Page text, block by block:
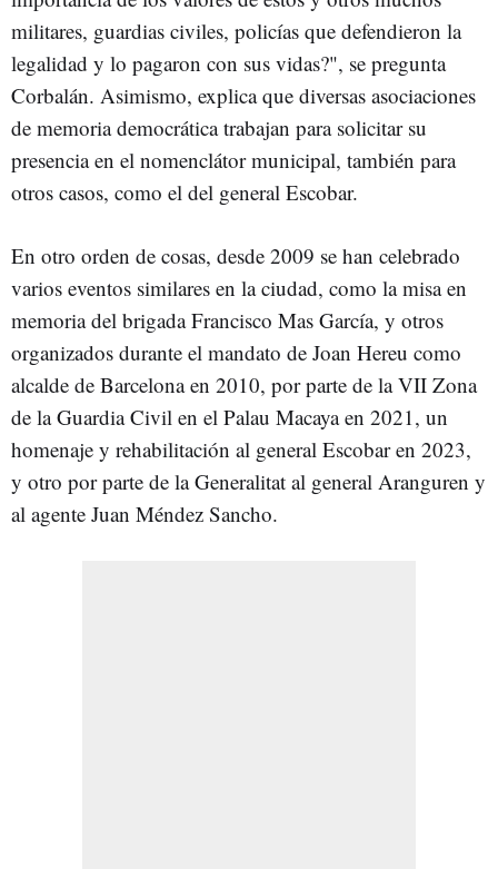
militares, guardias civiles, policías que defendieron la
legalidad y lo pagaron con sus vidas?", se pregunta
Corbalán. Asimismo, explica que diversas asociaciones
de memoria democrática trabajan para solicitar su
presencia en el nomenclátor municipal, también para
otros casos, como el del general Escobar.
En otro orden de cosas, desde 2009 se han celebrado
varios eventos similares en la ciudad, como la misa en
memoria del brigada Francisco Mas García, y otros
organizados durante el mandato de Joan Hereu como
alcalde de Barcelona en 2010, por parte de la VII Zona
de la Guardia Civil en el Palau Macaya en 2021, un
homenaje y rehabilitación al general Escobar en 2023,
y otro por parte de la Generalitat al general Aranguren y
al agente Juan Méndez Sancho.